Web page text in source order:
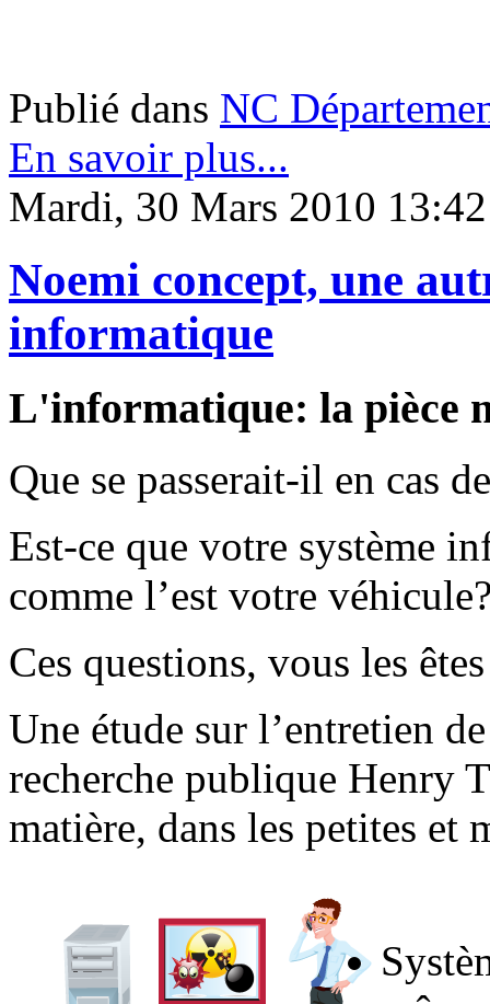
Publié dans NC
En savoir plus...
Mardi, 30 Mars 2010 13:42
Noemi concept, une
informatique
L'informatique: la pièce
Que se passerait-il en cas
Est-ce que votre système
comme l’est votre
Ces questions, vous les
Une étude sur l’entretien
recherche publique Henry
matière, dans les petites et